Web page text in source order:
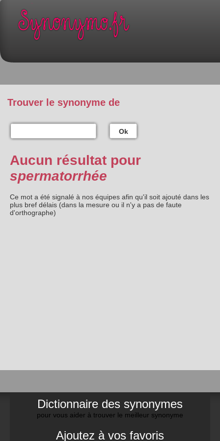
Trouver le synonyme de
Ok
Aucun résultat pour
spermatorrhée
Ce mot a été signalé à nos équipes afin qu'il soit ajouté dans les
plus bref délais (dans la mesure ou il n'y a pas de faute
d'orthographe)
Dictionnaire des synonymes
pour vous aider à trouver le meilleur synonyme
Ajoutez à vos favoris